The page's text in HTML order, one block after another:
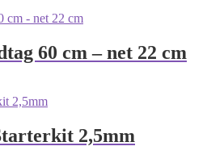
60 cm – net 22 cm
2,5mm